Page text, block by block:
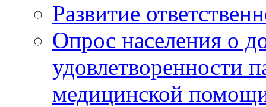
Развитие
Опрос населения о
удовлетворенности
медицинской